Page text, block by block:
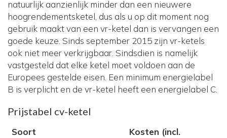
natuurlijk aanzienlijk minder dan een nieuwere
hoogrendementsketel, dus als u op dit moment nog
gebruik maakt van een vr-ketel dan is vervangen een
goede keuze. Sinds september 2015 zijn vr-ketels
ook niet meer verkrijgbaar. Sindsdien is namelijk
vastgesteld dat elke ketel moet voldoen aan de
Europees gestelde eisen. Een minimum energielabel
B is verplicht en de vr-ketel heeft een energielabel C.
Prijstabel cv-ketel
Soort
Kosten (incl.